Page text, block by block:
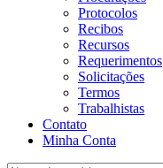
Protocolos
Recibos
Recursos
Requerimentos
Solicitações
Termos
Trabalhistas
Contato
Minha Conta